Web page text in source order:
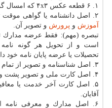
۱. ۶ قطعه عكس ۴x۳ كه امسال گرفته شده باشد.
۲. اصل دانشنامه یا گواهی موقت تحصیلی ممهور به مهر دانشگاه یا
آموزش و پرورش و تصویر آن.
تبصره (مهم): فقط عرضه مدارك
است و از تحویل هر گونه
تحصیلات یا عرضه پایان نامه خود
۳. اصل شناسنامه و تصویر از تمام صفحات آن.
۴. اصل كارت ملی و تصویر پشت و روی آن.
۵. اصل كارت آخر خدمت یا
آقایان.
۶. اصل مدارك و معرفی نامه